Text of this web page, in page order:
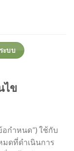
ะบบ
ไข
อกำหนด”) ใช้กับ
มดที่ดำเนินการ